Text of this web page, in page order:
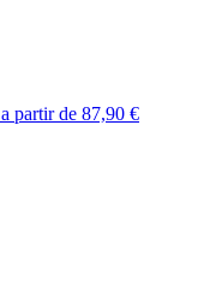
a partir de 87,90 €